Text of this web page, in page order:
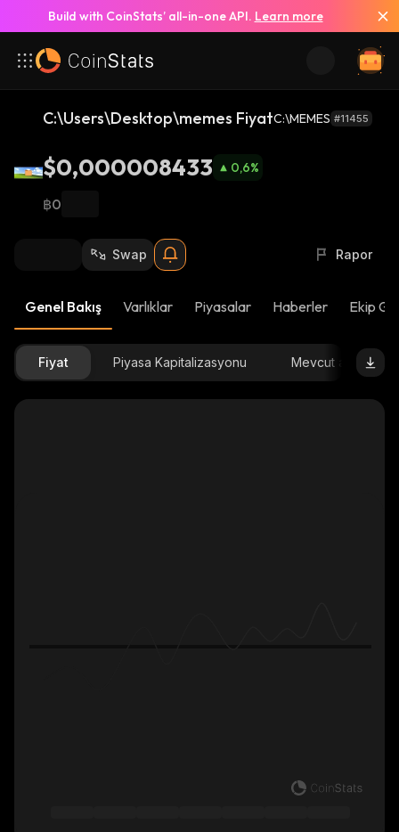
Build with CoinStats’ all-in-one API. Learn more
C:\Users\Desktop\memes FiyatC:\MEMES #11455
$0,000008433 0,6%
฿0
Swap Rapor
Genel Bakış Varlıklar Piyasalar Haberler Ekip
Fiyat Piyasa Kapitalizasyonu Mevcut arz